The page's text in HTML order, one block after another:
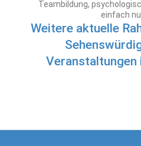
Teambildung,
einfach
Weitere aktuelle
Veranstaltungen